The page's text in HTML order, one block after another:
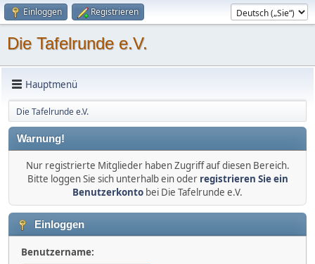
Einloggen Registrieren
Die Tafelrunde e.V.
Hauptmenü
Die Tafelrunde e.V.
Warnung!
Nur registrierte Mitglieder haben Zugriff auf diesen Bereich.
Bitte loggen Sie sich unterhalb ein oder registrieren Sie ein
Benutzerkonto bei Die Tafelrunde e.V.
Einloggen
Benutzername: